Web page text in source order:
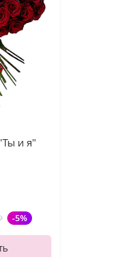
и я"
-5%